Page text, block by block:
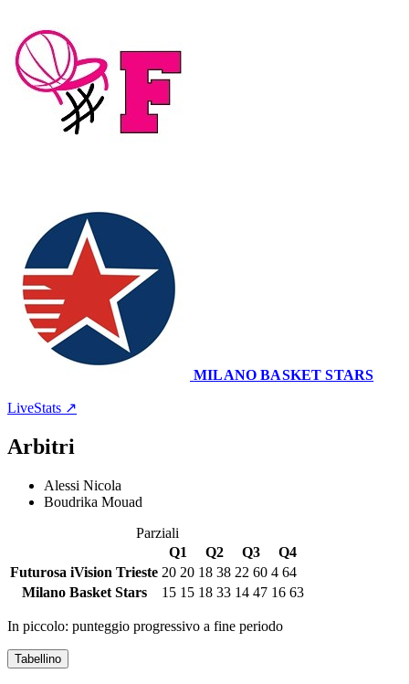
MILANO BASKET STARS
LiveStats ↗
Arbitri
Alessi Nicola
Boudrika Mouad
Parziali
Q1
Q2 Q3
Q4
Futurosa iVision Trieste 20 20 18 38 22 60 4 64
Milano Basket Stars
15 15 18 33 14 47 16 63
In piccolo: punteggio progressivo a fine periodo
Tabellino